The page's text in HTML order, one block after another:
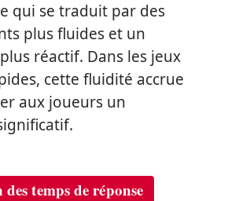
qui se traduit par des
plus fluides et un
réactif. Dans les jeux
cette fluidité accrue
aux joueurs un
temps de réponse